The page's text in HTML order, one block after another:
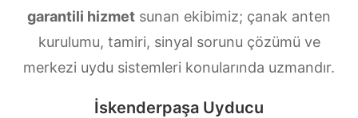
garantili hizmet sunan ekibimiz; çanak anten
kurulumu, tamiri, sinyal sorunu çözümü ve
merkezi uydu sistemleri konularında uzmandır.
İskenderpaşa Uyducu